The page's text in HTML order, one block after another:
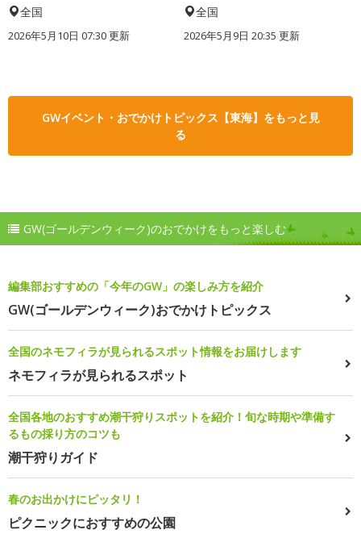
全国
2026年5月10日 07:30 更新
全国
2026年5月9日 20:35 更新
GWイベント・おでかけトピックス【東海】をもっと見
る
GW(ゴールデンウィーク)のおでかけをもっと楽しむ
編集部おすすめの「今年のGW」の楽しみ方を紹介
GW(ゴールデンウィーク)おでかけトピックス
全国のネモフィラが見られるスポット情報をお届けします
ネモフィラが見られるスポット
全国各地のおすすめ潮干狩りスポットを紹介！旬な時期や準備す
るもの採り方のコツも
潮干狩りガイド
春のお出かけにピッタリ！
ピクニックにおすすめの公園